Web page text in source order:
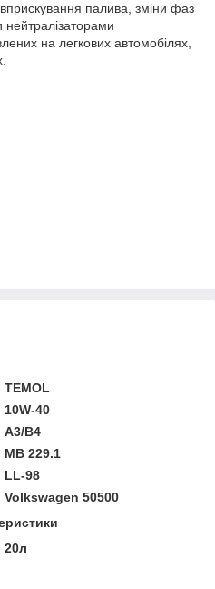
палива, зміни фаз
нейтралізаторами
на легкових автомобілях,
TEMOL
10W-40
A3/B4
MB 229.1
LL-98
Volkswagen 50500
20л